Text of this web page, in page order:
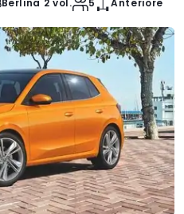
Berlina 2 vol. 5 Anteriore